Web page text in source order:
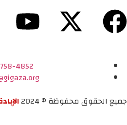
4852
جميع الحقوق محفوظة © 2024